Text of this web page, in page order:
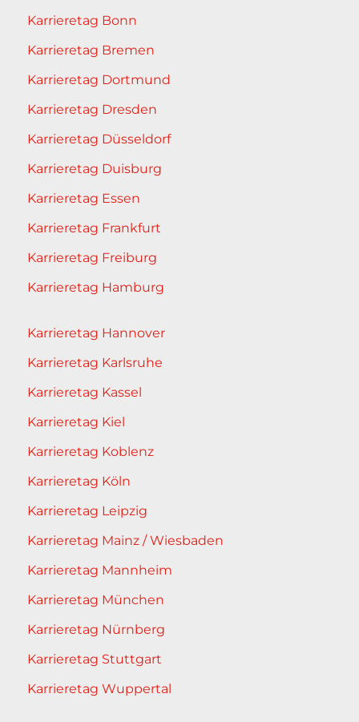
Karrieretag Bonn
Karrieretag Bremen
Karrieretag Dortmund
Karrieretag Dresden
Karrieretag Düsseldorf
Karrieretag Duisburg
Karrieretag Essen
Karrieretag Frankfurt
Karrieretag Freiburg
Karrieretag Hamburg
Karrieretag Hannover
Karrieretag Karlsruhe
Karrieretag Kassel
Karrieretag Kiel
Karrieretag Koblenz
Karrieretag Köln
Karrieretag Leipzig
Karrieretag Mainz / Wiesbaden
Karrieretag Mannheim
Karrieretag München
Karrieretag Nürnberg
Karrieretag Stuttgart
Karrieretag Wuppertal